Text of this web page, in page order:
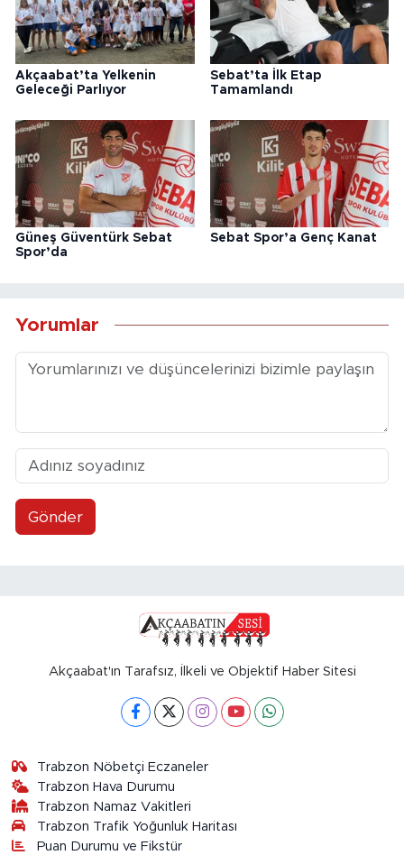
Akçaabat’ta Yelkenin
Geleceği Parlıyor
Sebat’ta İlk Etap
Tamamlandı
Güneş Güventürk Sebat
Spor’da
Sebat Spor’a Genç Kanat
Yorumlar
Gönder
Akçaabat'ın Tarafsız, İlkeli ve Objektif Haber Sitesi
Trabzon Nöbetçi Eczaneler
Trabzon Hava Durumu
Trabzon Namaz Vakitleri
Trabzon Trafik Yoğunluk Haritası
Puan Durumu ve Fikstür